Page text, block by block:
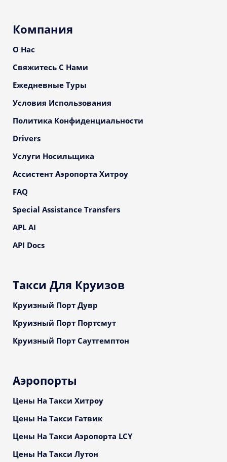
Компания
О Нас
Свяжитесь С Нами
Ежедневные Туры
Условия Использования
Политика Конфиденциальности
Drivers
Услуги Носильщика
Ассистент Аэропорта Хитроу
FAQ
Special Assistance Transfers
APL AI
API Docs
Такси Для Круизов
Круизный Порт Дувр
Круизный Порт Портсмут
Круизный Порт Саутгемптон
Аэропорты
Цены На Такси Хитроу
Цены На Такси Гатвик
Цены На Такси Аэропорта LCY
Цены На Такси Лутон